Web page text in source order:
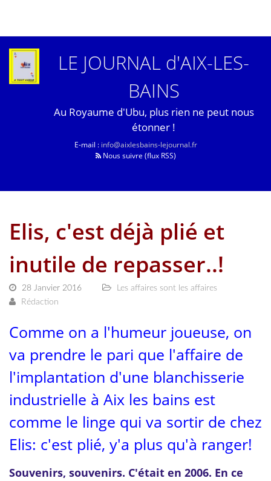
LE JOURNAL d'AIX-LES-
BAINS
Au Royaume d'Ubu, plus rien ne peut nous
étonner !
E-mail : info@aixlesbains-lejournal.fr
Nous suivre (flux RSS)
Elis, c'est déjà plié et
inutile de repasser..!
28 Janvier 2016
Les affaires sont les affaires
Rédaction
Comme on a l'humeur joueuse, on
va prendre le pari que l'affaire de
l'implantation d'une blanchisserie
industrielle à Aix les bains est
comme le linge qui va sortir de chez
Elis: c'est plié, y'a plus qu'à ranger!
Souvenirs, souvenirs. C'était en 2006. En ce